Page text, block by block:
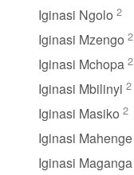
Iginasi Ngolo 2
Iginasi Mzengo 2
Iginasi Mchopa 2
Iginasi Mbilinyi 2
Iginasi Masiko 2
Iginasi Mahenge
Iginasi Maganga